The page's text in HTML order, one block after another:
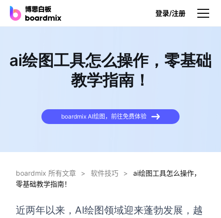
登录/注册
产品
博思白板
博思白板SDK
博思白板离线版
ai绘图工具怎么操作，零基础
教学指南！
boardmix AI绘图，前往免费体验
boardmix 所有文章 > 软件技巧 >
ai绘图工具怎么操作，
零基础教学指南！
近两年以来，AI绘图领域迎来蓬勃发展，越